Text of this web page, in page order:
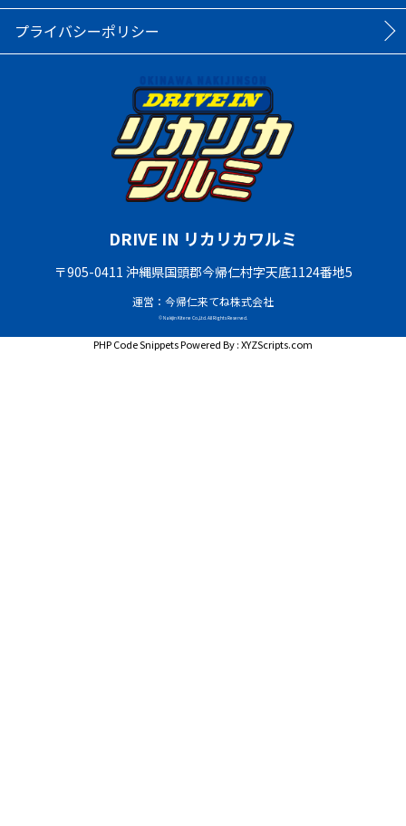
プライバシーポリシー
DRIVE IN リカリカワルミ
〒905-0411 沖縄県国頭郡今帰仁村字天底1124番地5
運営：今帰仁来てね株式会社
© Nakijin Kitene Co.,Ltd. All Rights Reserved.
PHP Code SnippetsPowered By :XYZScripts.com